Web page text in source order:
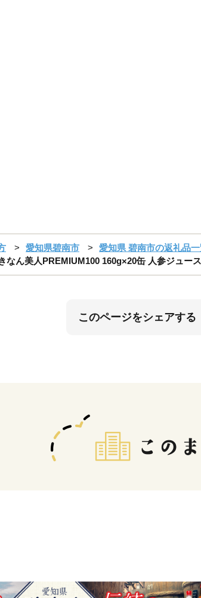
愛知県碧南市
愛知県 碧南市の返礼品
なん美人PREMIUM100 160g×20缶 人参ジュー
このページをシェアする